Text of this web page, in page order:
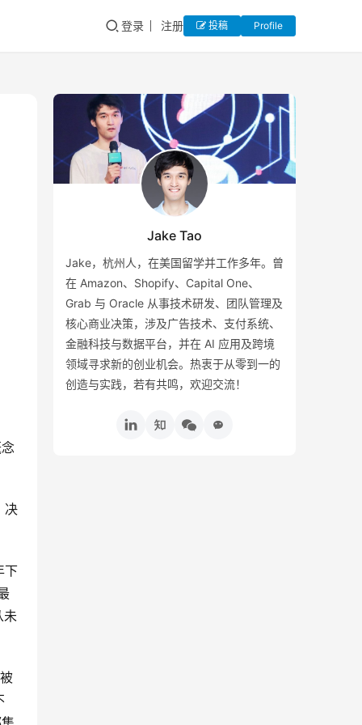
登录 注册 投稿 Profile
决
下
未
Jake Tao
Jake，杭州人，在美国留学并工作多年。曾
在 Amazon、Shopify、Capital One、
Grab 与 Oracle 从事技术研发、团队管理及
核心商业决策，涉及广告技术、支付系统、
金融科技与数据平台，并在 AI 应用及跨境
领域寻求新的创业机会。热衷于从零到一的
创造与实践，若有共鸣，欢迎交流！